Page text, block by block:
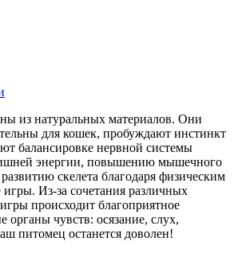
из натуральных материалов. Они
для кошек, пробуждают инстинкт
балансировке нервной системы
энергии, повышению мышечного
скелета благодаря физическим
игры. Из-за сочетания различных
происходит благоприятное
органы чувств: осязание, слух,
питомец останется доволен!